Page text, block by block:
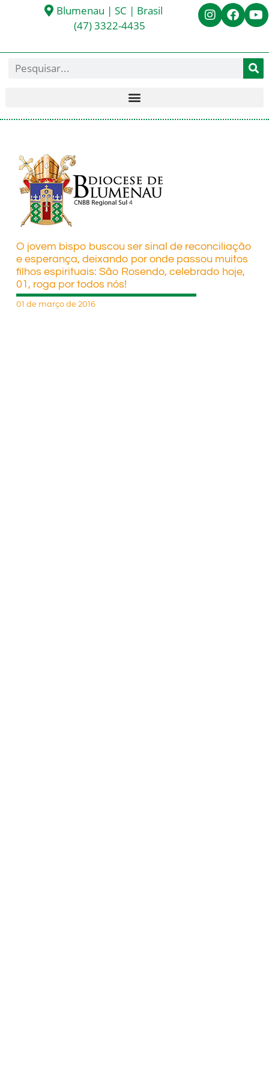
Blumenau | SC | Brasil
(47) 3322-4435
O jovem bispo buscou ser sinal de reconciliação
e esperança, deixando por onde passou muitos
filhos espirituais: São Rosendo, celebrado hoje,
01, roga por todos nós!
01 de março de 2016